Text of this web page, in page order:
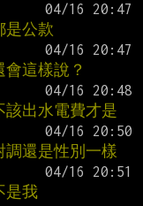
是公款
這樣說？
出水電費才是
還是性別一樣
是我